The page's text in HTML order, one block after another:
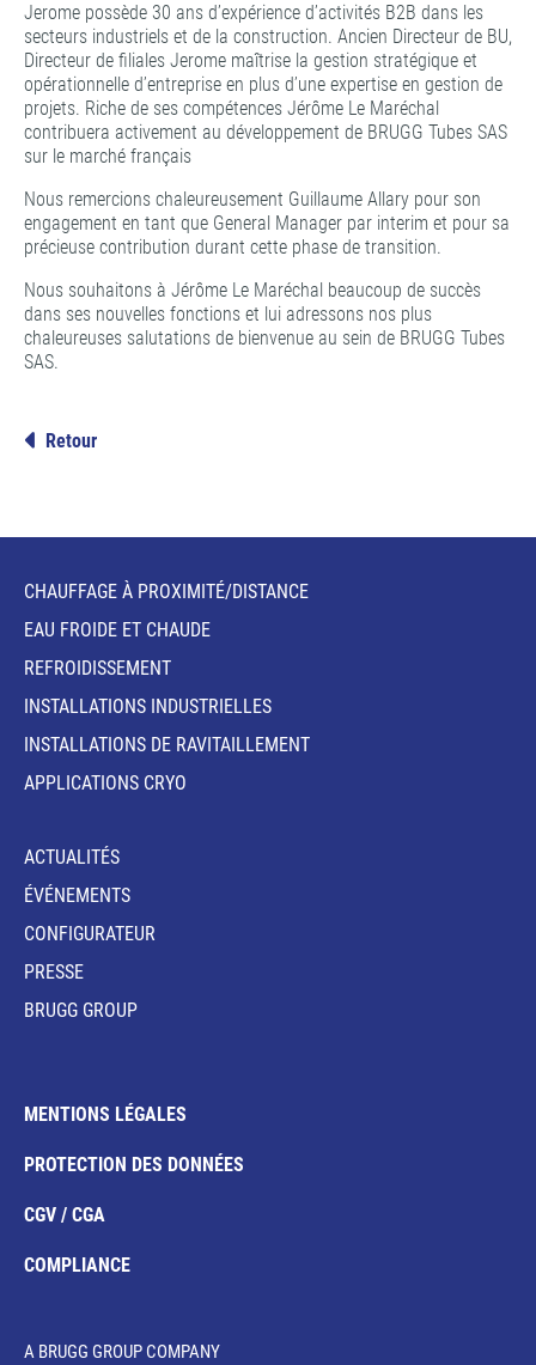
Jerome possède 30 ans d’expérience d’activités B2B dans les
secteurs industriels et de la construction. Ancien Directeur de BU,
Directeur de filiales Jerome maîtrise la gestion stratégique et
opérationnelle d’entreprise en plus d’une expertise en gestion de
projets. Riche de ses compétences Jérôme Le Maréchal
contribuera activement au développement de BRUGG Tubes SAS
sur le marché français
Nous remercions chaleureusement Guillaume Allary pour son
engagement en tant que General Manager par interim et pour sa
précieuse contribution durant cette phase de transition.
Nous souhaitons à Jérôme Le Maréchal beaucoup de succès
dans ses nouvelles fonctions et lui adressons nos plus
chaleureuses salutations de bienvenue au sein de BRUGG Tubes
SAS.
Retour
CHAUFFAGE À PROXIMITÉ/DISTANCE
EAU FROIDE ET CHAUDE
REFROIDISSEMENT
INSTALLATIONS INDUSTRIELLES
INSTALLATIONS DE RAVITAILLEMENT
APPLICATIONS CRYO
ACTUALITÉS
ÉVÉNEMENTS
CONFIGURATEUR
PRESSE
BRUGG GROUP
MENTIONS LÉGALES
PROTECTION DES DONNÉES
CGV / CGA
COMPLIANCE
A BRUGG GROUP COMPANY